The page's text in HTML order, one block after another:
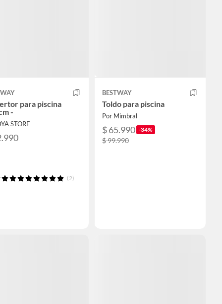
para piscina
-
STORE
(2)
BESTWAY
Toldo para piscina
Por Mimbral
$ 65.990 -34%
$ 99.990